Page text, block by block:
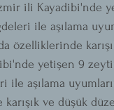
ili Kayadibi'nde
ile aşılama
özelliklerinde
yetişen 9
ile aşılama
ve düşük